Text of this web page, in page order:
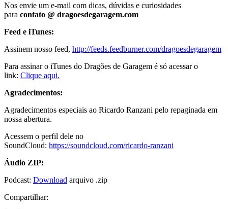
Nos envie um e-mail com dicas, dúvidas e curiosidades
para contato @ dragoesdegaragem.com
Feed e iTunes:
Assinem nosso feed, http://feeds.feedburner.com/dragoesdegaragem
Para assinar o iTunes do Dragões de Garagem é só acessar o
link: Clique aqui.
Agradecimentos:
Agradecimentos especiais ao Ricardo Ranzani pelo repaginada em
nossa abertura.
Acessem o perfil dele no
SoundCloud: https://soundcloud.com/ricardo-ranzani
Áudio ZIP:
Podcast: Download arquivo .zip
Compartilhar: